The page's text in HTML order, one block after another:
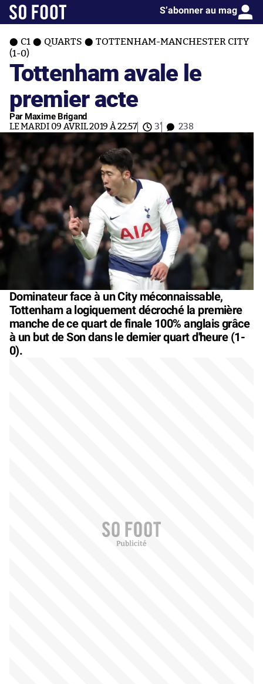
S’abonner au mag
C1 QUARTS
TOTTENHAM-MANCHESTER CITY
(1-0)
Tottenham avale le
premier acte
Par Maxime Brigand
LE MARDI 09 AVRIL 2019 À 22:57 3' 238
Dominateur face à un City méconnaissable,
Tottenham a logiquement décroché la première
manche de ce quart de finale 100% anglais grâce
à un but de Son dans le dernier quart d'heure (1-
0).